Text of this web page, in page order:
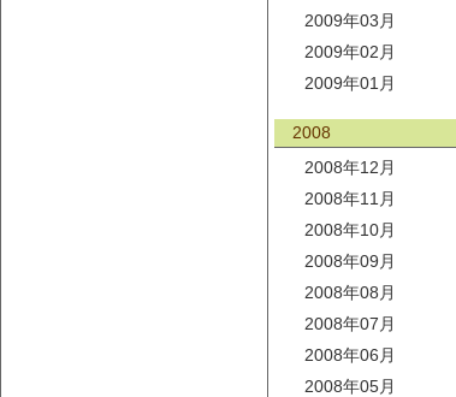
2009年03月
2009年02月
2009年01月
2008
2008年12月
2008年11月
2008年10月
2008年09月
2008年08月
2008年07月
2008年06月
2008年05月